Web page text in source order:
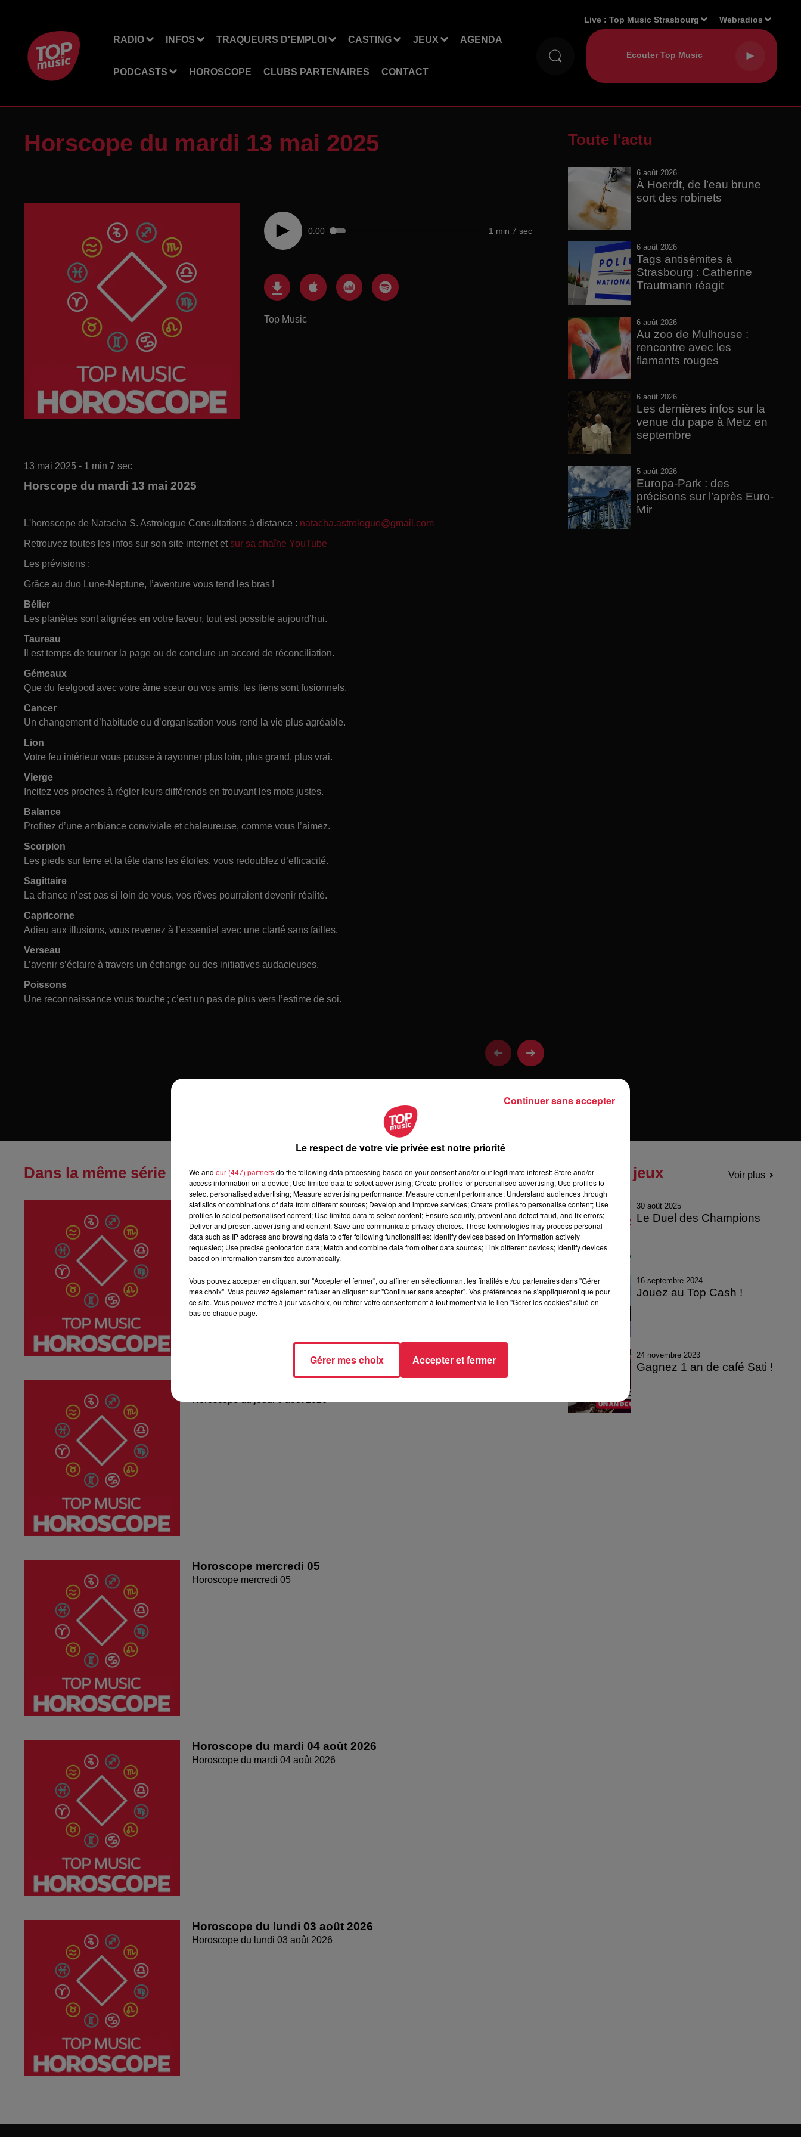
RADIO INFOS TRAQUEURS D'EMPLOI CASTING JEUX AGENDA
PODCASTS HOROSCOPE CLUBS PARTENAIRES CONTACT
Live :Top Music Strasbourg Webradios
Horscope du mardi 13 mai 2025
0:00 1 min 7 sec
Top Music
13 mai 2025 - 1 min 7 sec
Horscope du mardi 13 mai 2025
L'horoscope de Natacha S. Astrologue Consultations à distance : natacha.astrologue@gmail.com
Retrouvez toutes les infos sur son site internet et sur sa chaîne YouTube
Les prévisions :
Grâce au duo Lune-Neptune, l’aventure vous tend les bras !
Bélier
Les planètes sont alignées en votre faveur, tout est possible aujourd’hui.
Taureau
Il est temps de tourner la page ou de conclure un accord de réconciliation.
Gémeaux
Que du feelgood avec votre âme sœur ou vos amis, les liens sont fusionnels.
Cancer
Un changement d’habitude ou d’organisation vous rend la vie plus agréable.
Lion
Votre feu intérieur vous pousse à rayonner plus loin, plus grand, plus vrai.
Vierge
Incitez vos proches à régler leurs différends en trouvant les mots justes.
Balance
Profitez d’une ambiance conviviale et chaleureuse, comme vous l’aimez.
Scorpion
Les pieds sur terre et la tête dans les étoiles, vous redoublez d’efficacité.
Sagittaire
La chance n’est pas si loin de vous, vos rêves pourraient devenir réalité.
Capricorne
Adieu aux illusions, vous revenez à l’essentiel avec une clarté sans failles.
Verseau
L’avenir s’éclaire à travers un échange ou des initiatives audacieuses.
Poissons
Une reconnaissance vous touche ; c’est un pas de plus vers l’estime de soi.
Toute l'actu
6 août 2026
À Hoerdt, de l’eau brune
sort des robinets
6 août 2026
Tags antisémites à
Strasbourg : Catherine
Trautmann réagit
6 août 2026
Au zoo de Mulhouse :
rencontre avec les
flamants rouges
6 août 2026
Les dernières infos sur la
venue du pape à Metz en
septembre
5 août 2026
Europa-Park : des
précisons sur l’après Euro-
Mir
Dans la même série
Horoscope du vendredi 07 août 2026
Horoscope du vendredi 07 août 2026
Horoscope du jeudi 6 août 2026
Horoscope mercredi 05
Horoscope mercredi 05
Horoscope du mardi 04 août 2026
Horoscope du mardi 04 août 2026
Horoscope du lundi 03 août 2026
Horoscope du lundi 03 août 2026
Tous les jeux Voir plus
30 août 2025
Le Duel des Champions
16 septembre 2024
Jouez au Top Cash !
24 novembre 2023
Gagnez 1 an de café Sati !
Le respect de votre vie privée est notre priorité
We and our (447) partnersdo the following data processing based on your consent and/or our legitimate interest: Store and/or
access information on a device; Use limited data to select advertising; Create profiles for personalised advertising; Use profiles to
select personalised advertising; Measure advertising performance; Measure content performance; Understand audiences through
statistics or combinations of data from different sources; Develop and improve services; Create profiles to personalise content; Use
profiles to select personalised content; Use limited data to select content; Ensure security, prevent and detect fraud, and fix errors;
Deliver and present advertising and content; Save and communicate privacy choices. These technologies may process personal
data such as IP address and browsing data to offer following functionalities: Identify devices based on information actively
requested; Use precise geolocation data; Match and combine data from other data sources; Link different devices; Identify devices
based on information transmitted automatically.
Vous pouvez accepter en cliquant sur "Accepter et fermer", ou affiner en sélectionnant les finalités et/ou partenaires dans "Gérer
mes choix". Vous pouvez également refuser en cliquant sur "Continuer sans accepter". Vos préférences ne s'appliqueront que pour
ce site. Vous pouvez mettre à jour vos choix, ou retirer votre consentement à tout moment via le lien "Gérer les cookies" situé en
bas de chaque page.
Gérer mes choix Accepter et fermer
Continuer sans accepter